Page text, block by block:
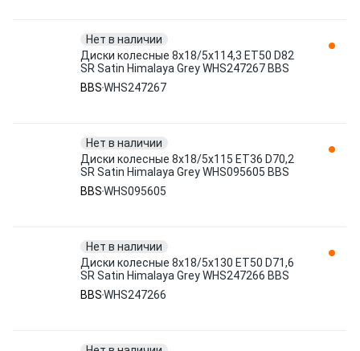
Нет в наличии
Диски колесные 8x18/5x114,3 ET50 D82
SR Satin Himalaya Grey WHS247267 BBS
BBSWHS247267
Нет в наличии
Диски колесные 8x18/5x115 ET36 D70,2
SR Satin Himalaya Grey WHS095605 BBS
BBSWHS095605
Нет в наличии
Диски колесные 8x18/5x130 ET50 D71,6
SR Satin Himalaya Grey WHS247266 BBS
BBSWHS247266